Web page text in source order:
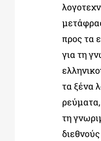
προς τα
για τη
τα ξένα
τη